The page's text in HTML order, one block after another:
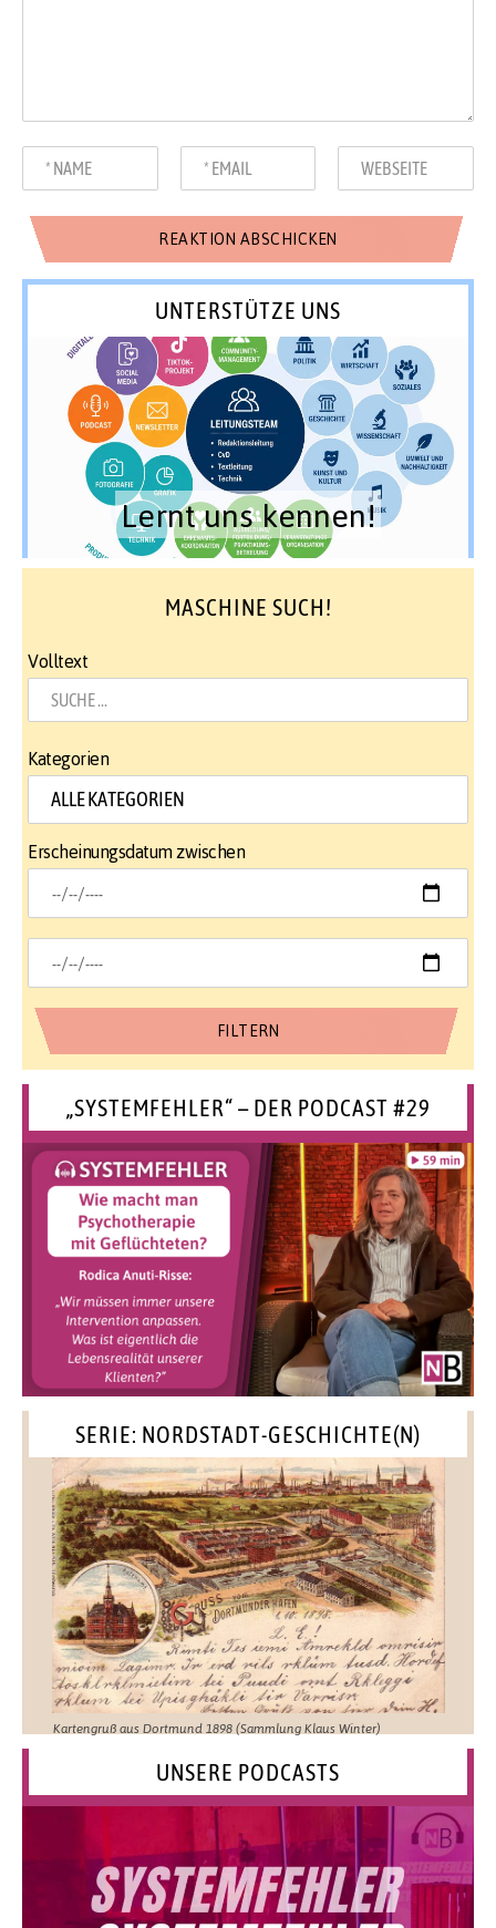
UNTERSTÜTZE UNS
Lernt uns kennen!
MASCHINE SUCH!
Volltext
Kategorien
Erscheinungsdatum zwischen
„SYSTEMFEHLER“ – DER PODCAST #29
SERIE: NORDSTADT-GESCHICHTE(N)
Kartengruß aus Dortmund 1898 (Sammlung Klaus Winter)
UNSERE PODCASTS